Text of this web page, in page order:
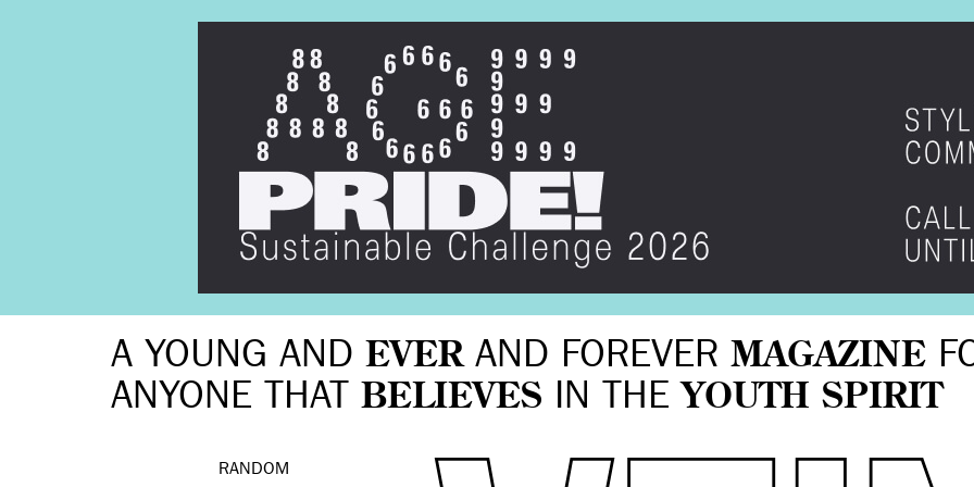
A YOUNG AND EVERAND FOREVER MAGAZINE
ANYONE THAT BELIEVES IN THE YOUTH SPIRIT
RANDOM